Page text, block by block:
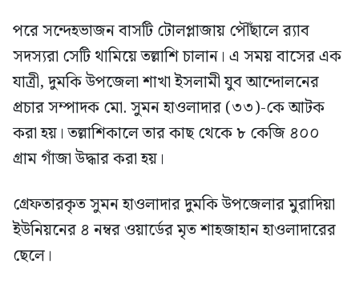
পরে সন্দেহভাজন বাসটি টোলপ্লাজায় পৌঁছালে র‍্যাব
সদস্যরা সেটি থামিয়ে তল্লাশি চালান। এ সময় বাসের এক
যাত্রী, দুমকি উপজেলা শাখা ইসলামী যুব আন্দোলনের
প্রচার সম্পাদক মো. সুমন হাওলাদার (৩৩)-কে আটক
করা হয়। তল্লাশিকালে তার কাছ থেকে ৮ কেজি ৪০০
গ্রাম গাঁজা উদ্ধার করা হয়।
গ্রেফতারকৃত সুমন হাওলাদার দুমকি উপজেলার মুরাদিয়া
ইউনিয়নের ৪ নম্বর ওয়ার্ডের মৃত শাহজাহান হাওলাদারের
ছেলে।